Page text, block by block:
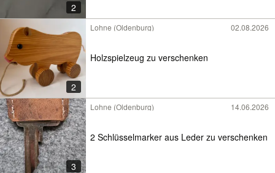
2
2
Lohne (Oldenburg) 02.08.2026
Holzspielzeug zu verschenken
3
Lohne (Oldenburg) 14.06.2026
2 Schlüsselmarker aus Leder zu verschenken